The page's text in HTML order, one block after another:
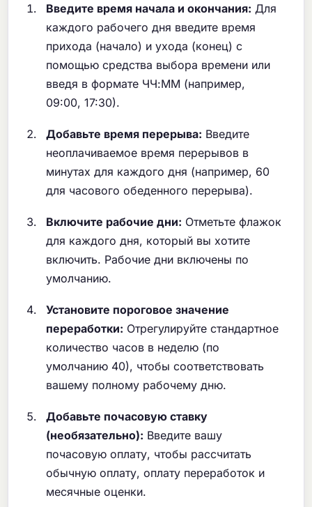
Введите время начала и окончания: Для
каждого рабочего дня введите время
прихода (начало) и ухода (конец) с
помощью средства выбора времени или
введя в формате ЧЧ:ММ (например,
09:00, 17:30).
Добавьте время перерыва: Введите
неоплачиваемое время перерывов в
минутах для каждого дня (например, 60
для часового обеденного перерыва).
Включите рабочие дни: Отметьте флажок
для каждого дня, который вы хотите
включить. Рабочие дни включены по
умолчанию.
Установите пороговое значение
переработки: Отрегулируйте стандартное
количество часов в неделю (по
умолчанию 40), чтобы соответствовать
вашему полному рабочему дню.
Добавьте почасовую ставку
(необязательно): Введите вашу
почасовую оплату, чтобы рассчитать
обычную оплату, оплату переработок и
месячные оценки.